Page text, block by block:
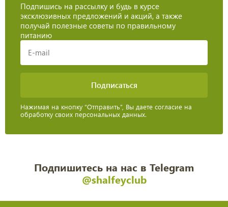
Подпишись на рассылку и будь в курсе
эксклюзивных предложений и акций, а также
получай полезные советы по правильному
питанию
Нажимая на кнопку “Отправить”, Вы даете согласие на
обработку своих персональных данных.
Подпишитесь на нас в Telegram
@shalfeyclub